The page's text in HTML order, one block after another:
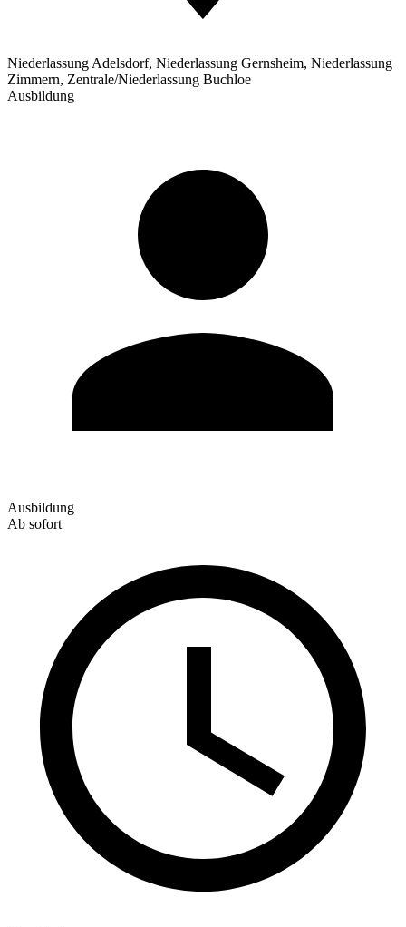
Niederlassung Adelsdorf, Niederlassung Gernsheim, Niederlassung
Zimmern, Zentrale/Niederlassung Buchloe
Ausbildung
Ausbildung
Ab sofort